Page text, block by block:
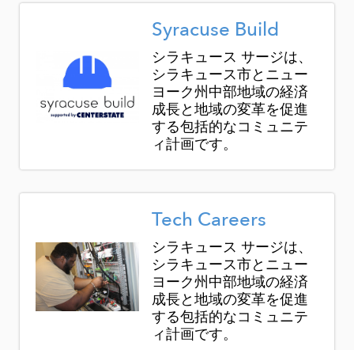
Image
Syracuse Build
シラキュース サージは、
シラキュース市とニュー
ヨーク州中部地域の経済
成長と地域の変革を促進
する包括的なコミュニテ
ィ計画です。
Image
Tech Careers
シラキュース サージは、
シラキュース市とニュー
ヨーク州中部地域の経済
成長と地域の変革を促進
する包括的なコミュニテ
ィ計画です。